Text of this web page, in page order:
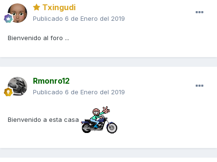
Txingudi
Publicado 6 de Enero del 2019
Bienvenido al foro ...
Rmonro12
Publicado 6 de Enero del 2019
Bienvenido a esta casa